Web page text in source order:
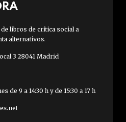
libros de crítica social a
alternativos.
3 28041 Madrid
de 9 a 14:30 h y de 15:30 a 17 h